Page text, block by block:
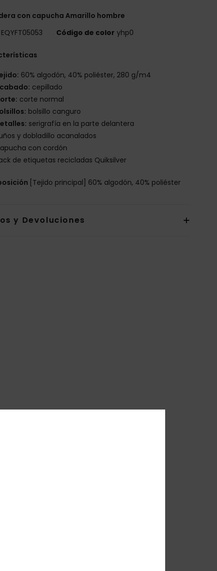
con capucha Amarillo hombre
EQYFT05053 Código de color yhp0
60% algodón, 40% poliéster, 280 g/m4
cepillado
corte normal
bolsillo canguro
serigrafía en la parte delantera
y dobladillo acanalados
con cordón
de etiquetas recicladas Quiksilver
[Tejido principal] 60% algodón, 40% poliéster
y Devoluciones